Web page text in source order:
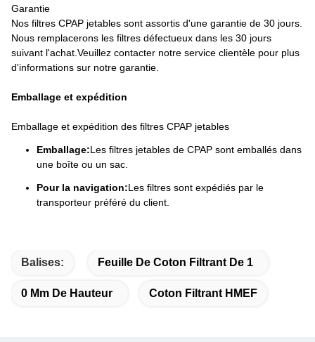
Garantie
Nos filtres CPAP jetables sont assortis d'une garantie de 30 jours.
Nous remplacerons les filtres défectueux dans les 30 jours
suivant l'achat.Veuillez contacter notre service clientèle pour plus
d'informations sur notre garantie.
Emballage et expédition
Emballage et expédition des filtres CPAP jetables
Emballage:Les filtres jetables de CPAP sont emballés dans
une boîte ou un sac.
Pour la navigation:Les filtres sont expédiés par le
transporteur préféré du client.
Balises: Feuille De Coton Filtrant De 1
0 Mm De Hauteur Coton Filtrant HMEF